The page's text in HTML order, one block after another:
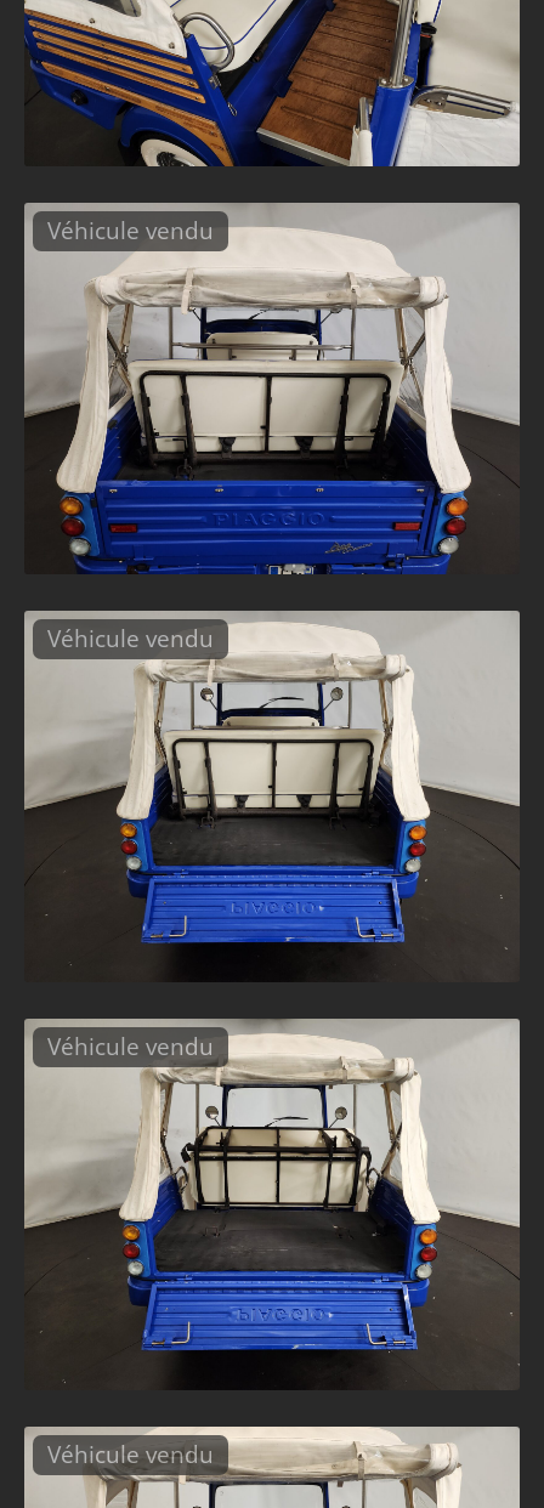
Véhicule vendu
Véhicule vendu
Véhicule vendu
Véhicule vendu